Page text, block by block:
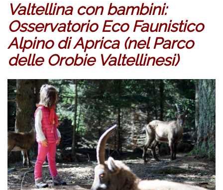
Valtellina con bambini:
Osservatorio Eco Faunistico
Alpino di Aprica (nel Parco
delle Orobie Valtellinesi)